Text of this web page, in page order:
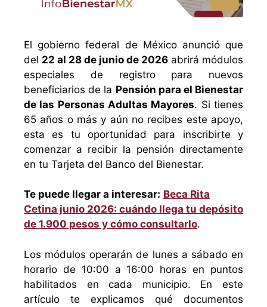
El gobierno federal de México anunció que
del 22 al 28 de junio de 2026 abrirá módulos
especiales de registro para nuevos
beneficiarios de la Pensión para el Bienestar
de las Personas Adultas Mayores. Si tienes
65 años o más y aún no recibes este apoyo,
esta es tu oportunidad para inscribirte y
comenzar a recibir la pensión directamente
en tu Tarjeta del Banco del Bienestar.
Te puede llegar a interesar: Beca Rita
Cetina junio 2026: cuándo llega tu depósito
de 1.900 pesos y cómo consultarlo.
Los módulos operarán de lunes a sábado en
horario de 10:00 a 16:00 horas en puntos
habilitados en cada municipio. En este
artículo te explicamos qué documentos